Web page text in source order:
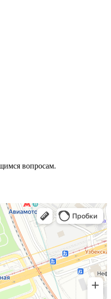
вопросам.